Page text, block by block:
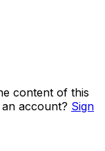
content of this
account? Sign